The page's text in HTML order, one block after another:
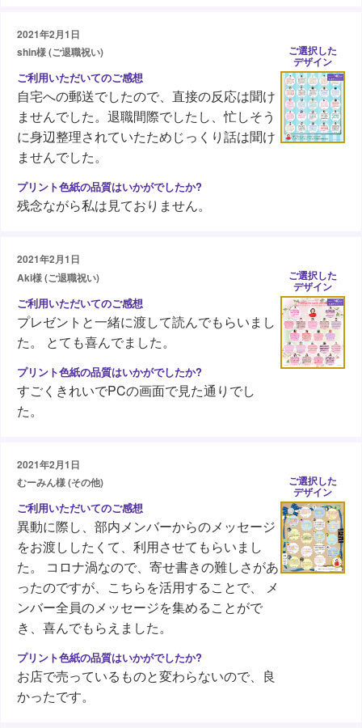
2021年2月1日
shin様 (ご退職祝い)
自宅への郵送でしたので、直接の反応は聞け
ませんでした。退職間際でしたし、忙しそう
に身辺整理されていたためじっくり話は聞け
ませんでした。
残念ながら私は見ておりません。
ご選択した
デザイン
2021年2月1日
Aki様 (ご退職祝い)
プレゼントと一緒に渡して読んでもらいまし
た。 とても喜んでました。
すごくきれいでPCの画面で見た通りでし
た。
ご選択した
デザイン
2021年2月1日
むーみん様 (その他)
異動に際し、部内メンバーからのメッセージ
をお渡ししたくて、利用させてもらいまし
た。 コロナ渦なので、寄せ書きの難しさがあ
ったのですが、こちらを活用することで、 メ
ンバー全員のメッセージを集めることがで
き、喜んでもらえました。
お店で売っているものと変わらないので、良
かったです。
ご選択した
デザイン